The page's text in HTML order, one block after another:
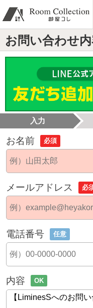
お問い合わせ
入力
お名前 必須
メールアドレス 必
電話番号 任意
内容 OK